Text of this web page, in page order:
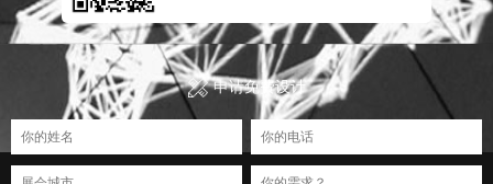
申请免费设计